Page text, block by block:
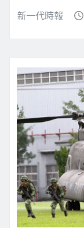
新一代時報